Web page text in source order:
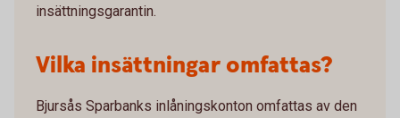
insättningsgarantin.
Vilka insättningar omfattas?
Bjursås Sparbanks inlåningskonton omfattas av den